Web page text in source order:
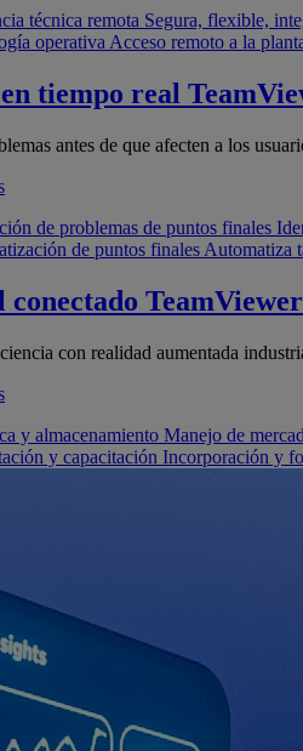
técnica remota Segura, flexible,
operativa Acceso remoto a la
tiempo real
antes de que afecten a los
de problemas de puntos finales
de puntos finales Automatiza
conectado
con realidad aumentada
y almacenamiento Manejo de
y capacitación Incorporación y